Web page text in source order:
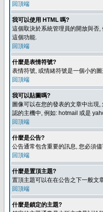
回頂端
我可以使用 HTML 嗎?
這個取決於系統管理員的開放與否
這個功能.
回頂端
什麼是表情符號?
表情符號, 或情緒符號是一個小的
回頂端
我可以貼圖嗎?
圖像可以在您的發表的文章中出現
認的主機中, 例如: hotmail 或是
回頂端
什麼是公告?
公告通常包含重要的訊息, 您必須
回頂端
什麼是置頂主題?
置頂主題可以在在公告之下一般文
回頂端
什麼是鎖定的主題?